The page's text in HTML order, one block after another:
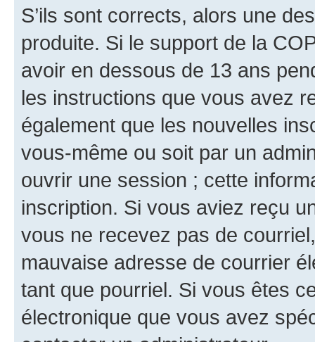
S’ils sont corrects, alors une
produite. Si le support de la
avoir en dessous de 13 ans
les instructions que vous avez
également que les nouvelles
vous-même ou soit par un
ouvrir une session ; cette
inscription. Si vous aviez reçu
vous ne recevez pas de
mauvaise adresse de courrier
tant que pourriel. Si vous êtes
électronique que vous avez